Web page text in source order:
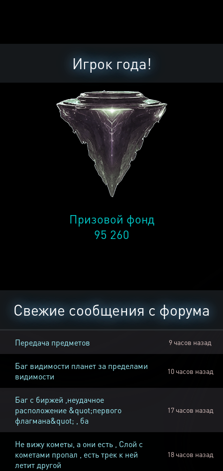
Игрок года!
Призовой фонд
95 260
Свежие сообщения с форума
Передача предметов 9 часов назад
Баг видимости планет за пределами
видимости
10 часов назад
Баг с биржей ,неудачное
расположение &quot;первого
флагмана&quot; , ба
17 часов назад
Не вижу кометы, а они есть , Слой с
кометами пропал , есть трек к ней
летит другой
18 часов назад